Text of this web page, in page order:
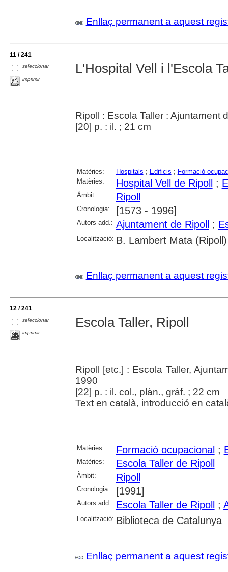
Enllaç permanent a aquest
11 / 241
seleccionar
imprimir
L'Hospital Vell i l'Escola
Ripoll : Escola Taller : Ajuntament
[20] p. : il. ; 21 cm
Matèries: Hospitals ; Edificis ; Formació
Matèries:
Hospital Vell de Ripoll ;
Àmbit: Ripoll
Cronologia: [1573 - 1996]
Autors add.: Ajuntament de Ripoll ;
Localització: B. Lambert Mata (Ripoll)
Enllaç permanent a aquest
12 / 241
seleccionar
imprimir
Escola Taller, Ripoll
Ripoll [etc.] : Escola Taller,
1990
[22] p. : il. col., plàn., gràf. ; 22 cm
Text en català, introducció en
Matèries: Formació ocupacional ;
Matèries: Escola Taller de Ripoll
Àmbit: Ripoll
Cronologia: [1991]
Autors add.: Escola Taller de Ripoll ;
Localització: Biblioteca de Catalunya
Enllaç permanent a aquest